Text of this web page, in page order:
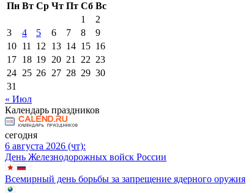
Пн Вт Ср Чт Пт Сб Вс
1
2
3
4 5 6 7 8
9
10 11 12 13 14 15 16
17 18 19 20 21 22 23
24 25 26 27 28 29 30
31
« Июл
Календарь праздников
сегодня
6 августа 2026 (чт):
День Железнодорожных войск России
Всемирный день борьбы за запрещение ядерного оружия